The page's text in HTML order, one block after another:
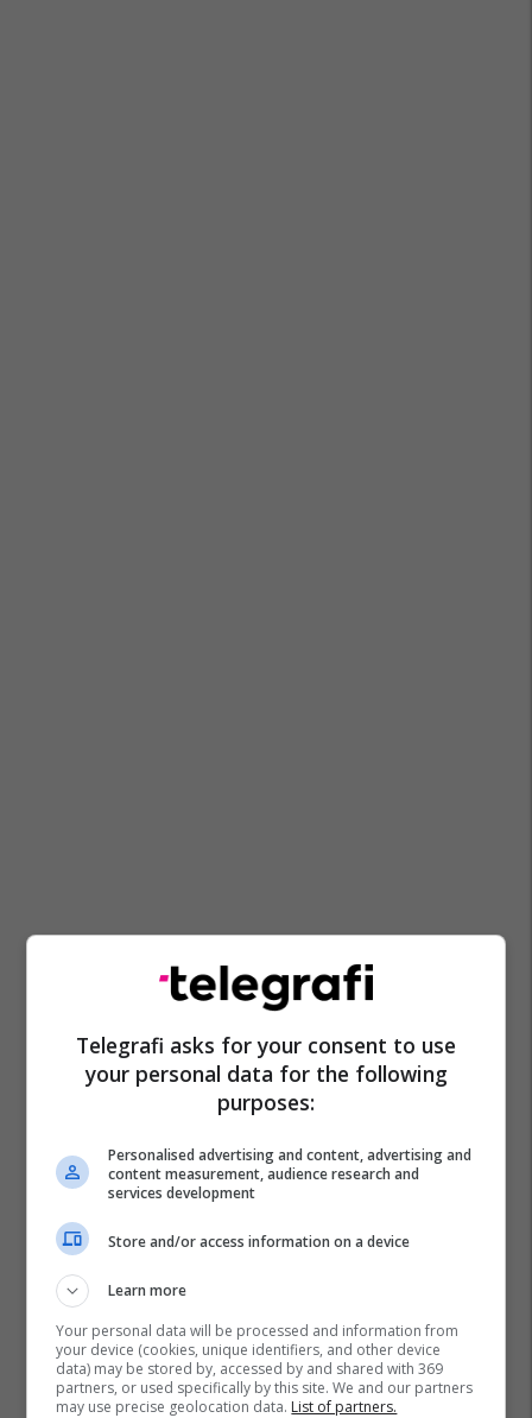
Telegrafi asks for your consent to use
your personal data for the following
purposes:
Personalised advertising and content, advertising and
content measurement, audience research and
services development
Store and/or access information on a device
Learn more
Your personal data will be processed and information from
your device (cookies, unique identifiers, and other device
data) may be stored by, accessed by and shared with 369
partners, or used specifically by this site. We and our partners
may use precise geolocation data. List of partners.